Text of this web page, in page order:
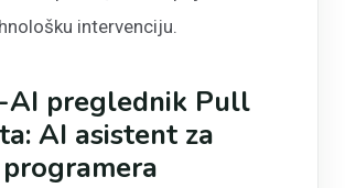
intervenciju.
AI preglednik Pull
AI asistent za